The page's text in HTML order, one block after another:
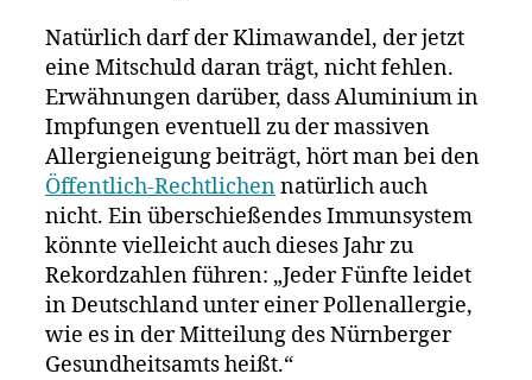
Natürlich darf der Klimawandel, der jetzt
eine Mitschuld daran trägt, nicht fehlen.
Erwähnungen darüber, dass Aluminium in
Impfungen eventuell zu der massiven
Allergieneigung beiträgt, hört man bei den
Öffentlich-Rechtlichennatürlich auch
nicht. Ein überschießendes Immunsystem
könnte vielleicht auch dieses Jahr zu
Rekordzahlen führen: „Jeder Fünfte leidet
in Deutschland unter einer Pollenallergie,
wie es in der Mitteilung des Nürnberger
Gesundheitsamts heißt.“